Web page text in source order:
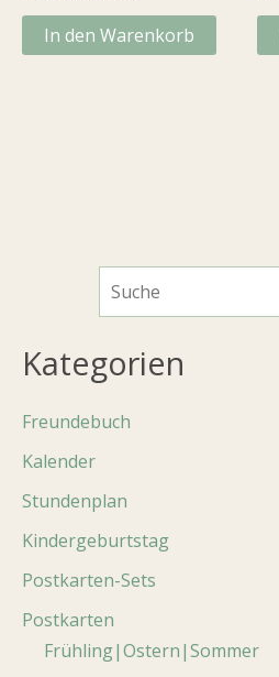
u
Kategorien
Freundebuch
Kalender
Stundenplan
Kindergeburtstag
Postkarten-Sets
Postkarten
Frühling|Ostern|Sommer
In den Warenkorb